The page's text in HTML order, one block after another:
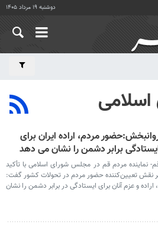
دوشنبه ۱۹ مرداد ۱۴۰۵
مردم، اراده ایران برای
برابر دشمن را نشان می دهد
نماینده مردم قم در مجلس شورای اسلامی با تأکید
نقش تعیین‌کننده حضور مردم در تحولات کشور گفت:
و عزم آنان برای ایستادگی در برابر دشمن را نشان